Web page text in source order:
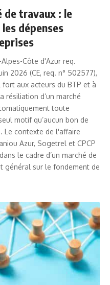
de travaux : le
dépenses
Côte d'Azur req.
2026 (CE, req. n° 502577),
fort aux acteurs du BTP et à
résiliation d’un marché
toute
motif qu’aucun bon de
Le contexte de l'affaire
Azur, Sogetrel et CPCP
le cadre d’un marché de
général sur le fondement de